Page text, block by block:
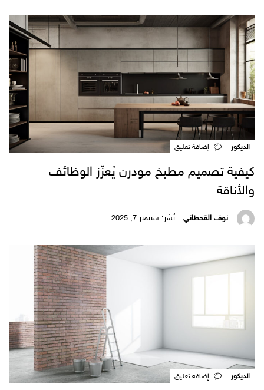
الديكور
كيفية تصميم مطبخ مودرن يُعزّز الوظائف
والأناقة
نوف القحطاني نُشر: سبتمبر 7, 2025
الديكور